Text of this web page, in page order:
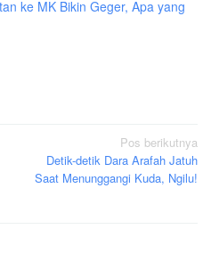
ke MK Bikin Geger, Apa yang
Pos berikutnya
Detik-detik Dara Arafah Jatuh
Saat Menunggangi Kuda, Ngilu!